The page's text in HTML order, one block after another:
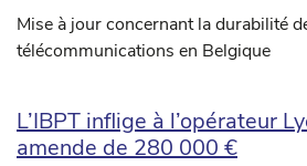
Mise à jour concernant la durabilité
télécommunications en Belgique
L’IBPT inflige à l’opérateur
amende de 280 000 €